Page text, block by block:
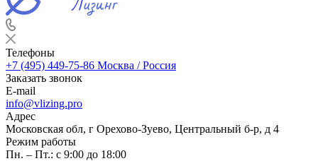
Телефоны
+7 (495) 449-75-86 Москва / Россия
Заказать звонок
E-mail
info@vlizing.pro
Адрес
Московская обл, г Орехово-Зуево, Центральный б-р, д 4
Режим работы
Пн. – Пт.: с 9:00 до 18:00